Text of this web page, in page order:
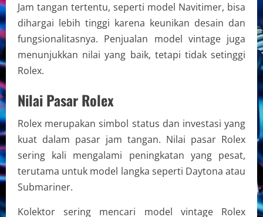
Jam tangan tertentu, seperti model Navitimer, bisa
dihargai lebih tinggi karena keunikan desain dan
fungsionalitasnya. Penjualan model vintage juga
menunjukkan nilai yang baik, tetapi tidak setinggi
Rolex.
Nilai Pasar Rolex
Rolex merupakan simbol status dan investasi yang
kuat dalam pasar jam tangan. Nilai pasar Rolex
sering kali mengalami peningkatan yang pesat,
terutama untuk model langka seperti Daytona atau
Submariner.
Kolektor sering mencari model vintage Rolex